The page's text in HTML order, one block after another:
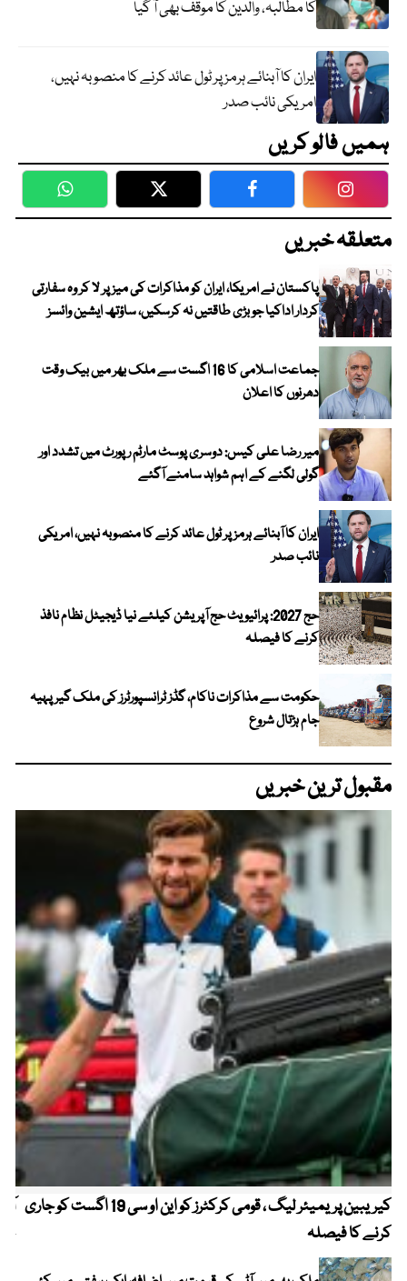
کا مطالبہ، والدین کا موقف بھی آ گیا
ایران کا آبنائے ہرمز پر ٹول عائد کرنے کا منصوبہ نہیں،
امریکی نائب صدر
ہمیں فالو کریں
WhatsApp Twitter Facebook
متعلقہ خبریں
پاکستان نے امریکا، ایران کو مذاکرات کی میز پر لا کر وہ سفارتی
کردار اداکیا جو بڑی طاقتیں نہ کرسکیں، ساؤتھ ایشین وائسز
جماعت اسلامی کا 16 اگست سے ملک بھر میں بیک وقت
دھرنوں کا اعلان
میر رضا علی کیس: دوسری پوسٹ مارٹم رپورٹ میں تشدد اور
گولی لگنے کے اہم شواہد سامنے آگئے
ایران کا آبنائے ہرمز پر ٹول عائد کرنے کا منصوبہ نہیں، امریکی
نائب صدر
حج 2027: پرائیویٹ حج آپریشن کیلئے نیا ڈیجیٹل نظام نافذ
کرنے کا فیصلہ
حکومت سے مذاکرات ناکام، گڈز ٹرانسپورٹرز کی ملک گیر پہیہ
جام ہڑتال شروع
مقبول ترین خبریں
کیریبین پریمیئر لیگ ، قومی کرکٹرز کو این او سی 19 اگست کو جاری
کرنے کا فیصلہ